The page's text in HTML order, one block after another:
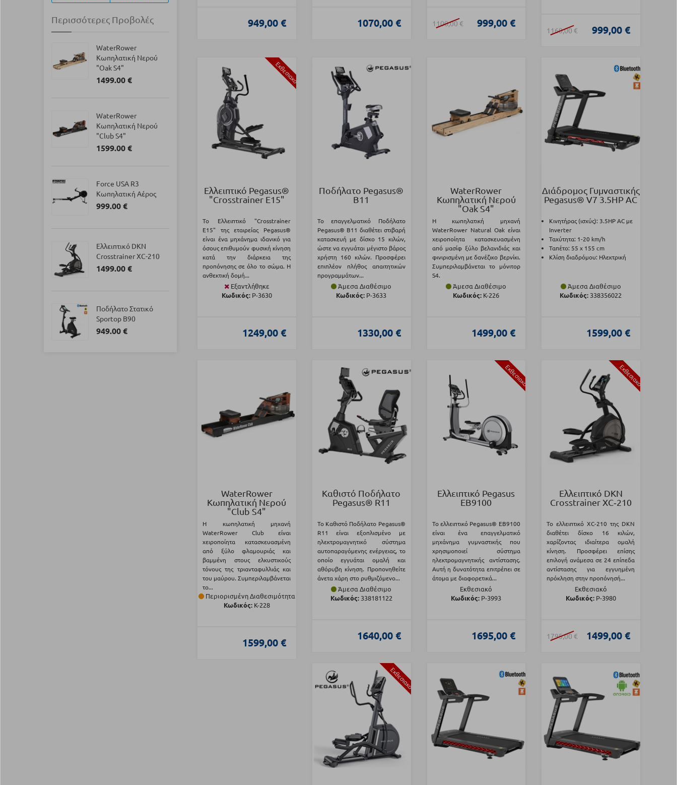
949,00 € 1070,00 € 1100,00 € 999,00 €
1160,00 € 999,00 €
Εκθεσιακό
Ελλειπτικό Pegasus®
"Crosstrainer E15"
Το Ελλειπτικό "Crosstrainer
Ε15" της εταιρείας Pegasus®
είναι ένα μηχάνημα ιδανικό για
όσους επιθυμούν φυσική κίνηση
κατά την διάρκεια της
προπόνησης σε όλο το σώμα. Η
ανθεκτική δομή...
Εξαντλήθηκε
Κωδικός:Ρ-3630
1249,00 €
Ποδήλατο Pegasus®
B11
Το επαγγελματικό Ποδήλατο
Pegasus® B11 διαθέτει στιβαρή
κατασκευή με δίσκο 15 κιλών,
ώστε να εγγυάται μέγιστο βάρος
χρήστη 160 κιλών. Προσφέρει
επιπλέον πλήθος απαιτητικών
προγραμμάτων...
Άμεσα Διαθέσιμο
Κωδικός: Ρ-3633
1330,00 €
WaterRower
Κωπηλατική Νερού
"Oak S4"
Η κωπηλατική μηχανή
WaterRower Natural Oak είναι
χειροποίητα κατασκευασμένη
από μασίφ ξύλο βελανιδιάς και
φινιρισμένη με δανέζικο βερνίκι.
Συμπεριλαμβάνεται το μόνιτορ
S4.
Άμεσα Διαθέσιμο
Κωδικός: Κ-226
1499,00 €
Διάδρομος Γυμναστικής
Pegasus® V7 3.5ΗΡ AC
Κινητήρας (ισχύς): 3.5ΗΡ AC με
Inverter
Ταχύτητα: 1-20 km/h
Ταπέτο: 55 x 155 cm
Κλίση διαδρόμου: Ηλεκτρική
Άμεσα Διαθέσιμο
Κωδικός: 338356022
1599,00 €
WaterRower
Κωπηλατική Νερού
"Club S4"
Η κωπηλατική μηχανή
WaterRower Club είναι
χειροποίητα κατασκευασμένη
από ξύλο φλαμουριάς και
βαμμένη στους ελκυστικούς
τόνους της τριανταφυλλιάς και
του μαύρου. Συμπεριλαμβάνεται
το...
Περιορισμένη Διαθεσιμότητα
Κωδικός:Κ-228
1599,00 €
Καθιστό Ποδήλατο
Pegasus® R11
Το Καθιστό Ποδήλατο Pegasus®
R11 είναι εξοπλισμένο με
ηλεκτρομαγνητικό σύστημα
αυτοπαραγόμενης ενέργειας, το
οποίο εγγυάται ομαλή και
αθόρυβη κίνηση. Προπονηθείτε
άνετα χάρη στο ρυθμιζόμενο...
Άμεσα Διαθέσιμο
Κωδικός:338181122
1640,00 €
Εκθεσιακό
Ελλειπτικό Pegasus
EB9100
Το ελλειπτικό Pegasus® EB9100
είναι ένα επαγγελματικό
μηχάνημα γυμναστικής που
χρησιμοποιεί σύστημα
ηλεκτρομαγνητικής αντίστασης.
Αυτή η δυνατότητα επιτρέπει σε
άτομα με διαφορετικά...
Εκθεσιακό
Κωδικός: Ρ-3993
1695,00 €
Εκθεσιακό
Ελλειπτικό DKN
Crosstrainer XC‑210
Το ελλειπτικό XC-210 της DKN
διαθέτει δίσκο 16 κιλών,
χαρίζοντας ιδιαίτερα ομαλή
κίνηση. Προσφέρει επίσης
επιλογή ανάμεσα σε 24 επίπεδα
αντίστασης για εγγυημένη
πρόκληση στην προπόνησή...
Εκθεσιακό
Κωδικός:Ρ-3980
1795,00 € 1499,00 €
Εκθεσιακό
Περισσότερες Προβολές
WaterRower
Κωπηλατική Νερού
"Oak S4"
1499.00 €
WaterRower
Κωπηλατική Νερού
"Club S4"
1599.00 €
Force USA R3
Κωπηλατική Αέρος
999.00 €
Ελλειπτικό DKN
Crosstrainer XC-210
1499.00 €
Ποδήλατο Στατικό
Sportop B90
949.00 €